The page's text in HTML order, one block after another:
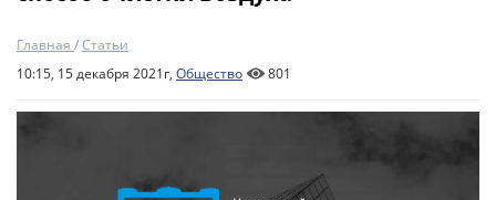
Главная /Статьи
10:15, 15 декабря 2021г, Общество 801